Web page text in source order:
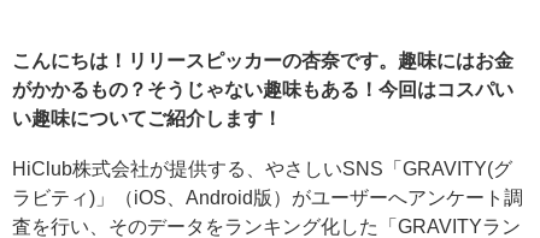
こんにちは！リリースピッカーの杏奈です。趣味にはお金
がかかるもの？そうじゃない趣味もある！今回はコスパい
い趣味についてご紹介します！
HiClub株式会社が提供する、やさしいSNS「GRAVITY(グ
ラビティ)」（iOS、Android版）がユーザーへアンケート調
査を行い、そのデータをランキング化した「GRAVITYラン